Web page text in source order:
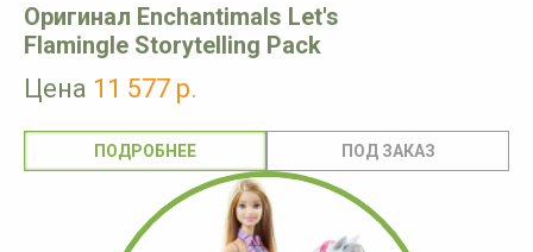
Оригинал Enchantimals Let's
Flamingle Storytelling Pack
Цена 11 577 р.
ПОДРОБНЕЕ